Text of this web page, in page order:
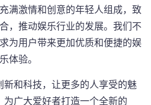
满激情和创意的年轻人组成，致
，推动娱乐行业的发展。我们不
为用户带来更加优质和便捷的娱
乐体验。
新和科技，让更多的人享受的魅
为广大爱好者打造一个全新的